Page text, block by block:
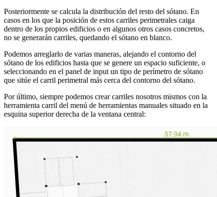
Posteriormente se calcula la distribución del resto del sótano. En
casos en los que la posición de estos carriles perimetrales caiga
dentro de los propios edificios o en algunos otros casos concretos,
no se generarán carriles, quedando el sótano en blanco.
Podemos arreglarlo de varias maneras, alejando el contorno del
sótano de los edificios hasta que se genere un espacio suficiente, o
seleccionando en el panel de input un tipo de perímetro de sótano
que sitúe el carril perimetral más cerca del contorno del sótano.
Por último, siempre podemos crear carriles nosotros mismos con la
herramienta carril del menú de herramientas manuales situado en la
esquina superior derecha de la ventana central: